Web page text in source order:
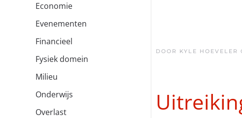
DOOR KYLE HOEVELER
Economie
Evenementen
Financieel
Fysiek domein
Milieu
Onderwijs
Overlast